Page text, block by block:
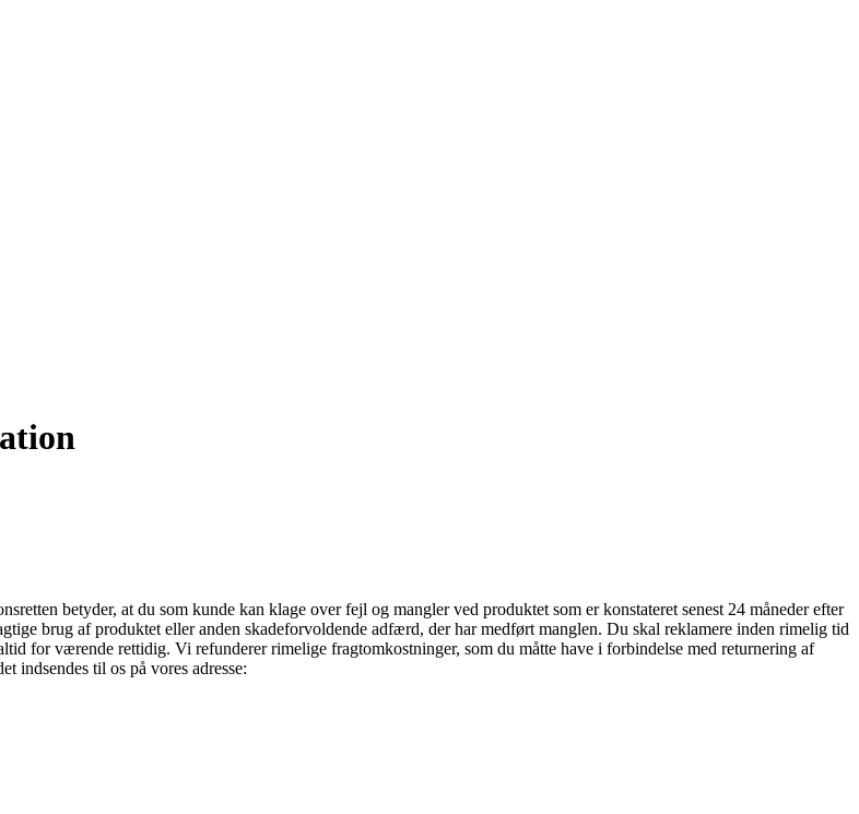
betyder, at du som kunde kan klage over fejl og mangler ved produktet som er konstateret senest 24 måneder efter
brug af produktet eller anden skadeforvoldende adfærd, der har medført manglen. Du skal reklamere inden rimelig tid
for værende rettidig. Vi refunderer rimelige fragtomkostninger, som du måtte have i forbindelse med returnering af
indsendes til os på vores adresse: